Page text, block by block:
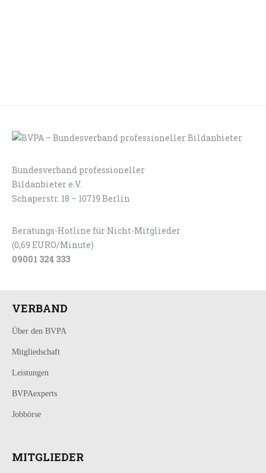
Bundesverband professioneller
Bildanbieter e.V.
Schaperstr. 18 – 10719 Berlin
Beratungs-Hotline für Nicht-Mitglieder
(0,69 EURO/Minute)
09001 324 333
VERBAND
Über den BVPA
Mitgliedschaft
Leistungen
BVPAexperts
Jobbörse
MITGLIEDER